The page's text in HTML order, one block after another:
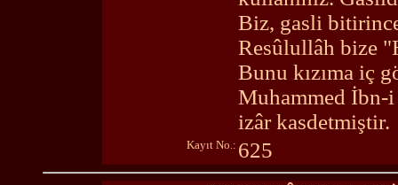
Biz, gasli
Resûlullâh bize
Bunu kızıma iç
Muhammed
izâr kasdetmiştir.
Kayıt No.: 625